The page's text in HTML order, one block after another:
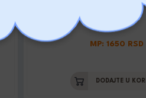
MP: 1650 RSD
DODAJTE U